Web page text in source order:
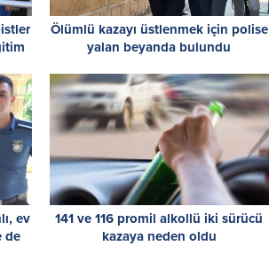
Ölümlü kazayı üstlenmek için polise
yalan beyanda bulundu
ev
de
141 ve 116 promil alkollü iki sürücü
kazaya neden oldu